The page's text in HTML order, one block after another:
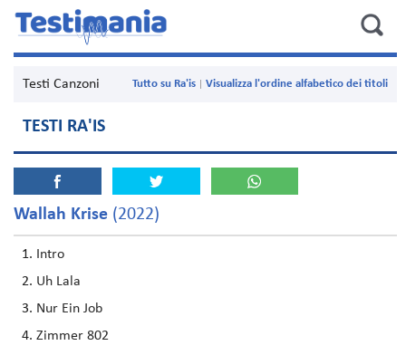
Testi Canzoni Visualizza l'ordine alfabetico dei titoli
Tutto su Ra'is
TESTI RA'IS
Wallah Krise (2022)
Intro
Uh Lala
Nur Ein Job
Zimmer 802